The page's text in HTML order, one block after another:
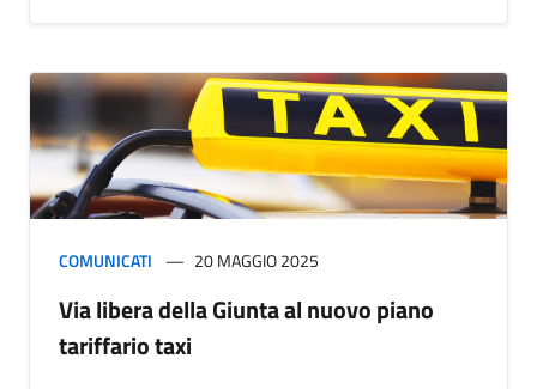
COMUNICATI 20 MAGGIO 2025
Via libera della Giunta al nuovo piano
tariffario taxi